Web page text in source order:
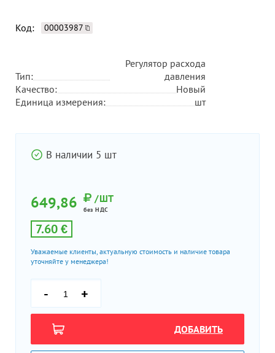
Код: 00003987
Тип:
Регулятор расхода
давления
Качество:
Новый
Единица измерения:
шт
В наличии 5 шт
649,86 /ШТ
без НДС
7.60 €
Уважаемые клиенты, актуальную стоимость и наличие товара
уточняйте у менеджера!
- +
ДОБАВИТЬ